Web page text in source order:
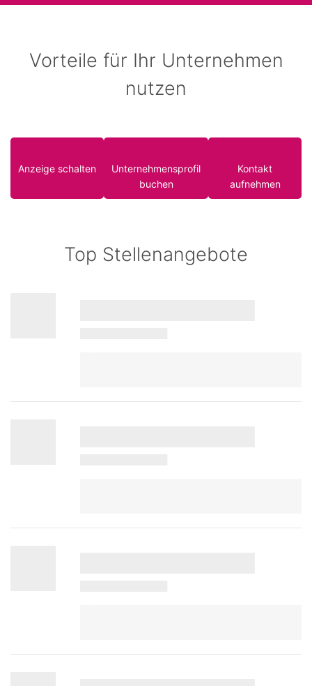
Vorteile für Ihr Unternehmen
nutzen
Anzeige schalten
Unternehmensprofil
buchen
Kontakt
aufnehmen
Top Stellenangebote